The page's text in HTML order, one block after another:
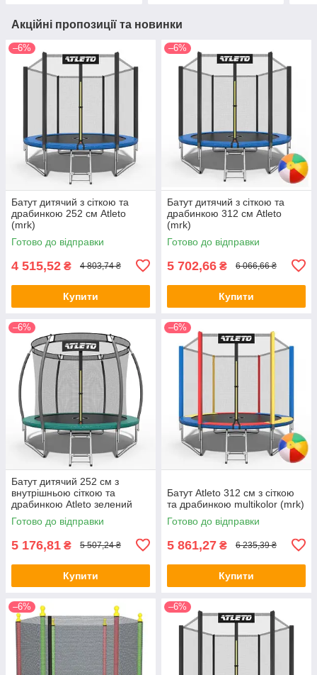
Акційні пропозиції та новинки
–6%
Батут дитячий з сіткою та
драбинкою 252 см Atleto
(mrk)
Готово до відправки
4 515,52 ₴ 4 803,74 ₴
Купити
–6%
Батут дитячий з сіткою та
драбинкою 312 см Atleto
(mrk)
Готово до відправки
5 702,66 ₴ 6 066,66 ₴
Купити
–6%
Батут дитячий 252 см з
внутрішньою сіткою та
драбинкою Atleto зелений
(mrk)
Готово до відправки
5 176,81 ₴ 5 507,24 ₴
Купити
–6%
Батут Atleto 312 см з сіткою
та драбинкою multikolor (mrk)
Готово до відправки
5 861,27 ₴ 6 235,39 ₴
Купити
–6% –6%